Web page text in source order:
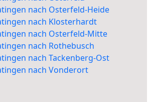
nach Osterfeld-Heide
nach Klosterhardt
nach Osterfeld-Mitte
nach Rothebusch
nach Tackenberg-Ost
nach Vonderort